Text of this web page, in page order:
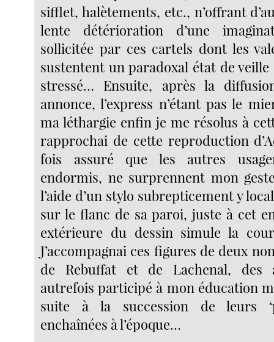
sifflet, halètements, etc., n’offrant
lente détérioration d’une
sollicitée par ces cartels dont les
sustentent un paradoxal état de veille
stressé… Ensuite, après la
annonce, l’express n’étant pas le
ma léthargie enfin je me résolus à
rapprochai de cette reproduction
fois assuré que les autres
endormis, ne surprennent mon
l’aide d’un stylo subrepticement y
sur le flanc de sa paroi, juste à cet
extérieure du dessin simule la
J’accompagnai ces figures de deux
de Rebuffat et de Lachenal, des
autrefois participé à mon éducation
suite à la succession de leurs
enchaînées à l’époque…